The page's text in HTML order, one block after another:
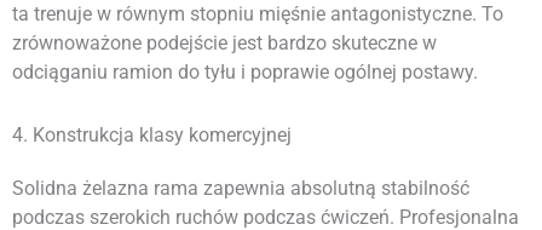
ta trenuje w równym stopniu mięśnie antagonistyczne. To
zrównoważone podejście jest bardzo skuteczne w
odciąganiu ramion do tyłu i poprawie ogólnej postawy.
4. Konstrukcja klasy komercyjnej
Solidna żelazna rama zapewnia absolutną stabilność
podczas szerokich ruchów podczas ćwiczeń. Profesjonalna